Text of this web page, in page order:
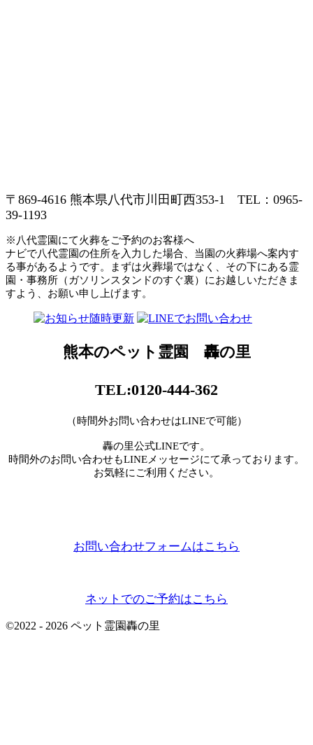
〒869-4616 熊本県八代市川田町西353-1 TEL：0965-
39-1193
※八代霊園にて火葬をご予約のお客様へ
ナビで八代霊園の住所を入力した場合、当園の火葬場へ案内す
る事があるようです。まずは火葬場ではなく、その下にある霊
園・事務所（ガソリンスタンドのすぐ裏）にお越しいただきま
すよう、お願い申し上げます。
熊本のペット霊園 轟の里
TEL:0120-444-362
（時間外お問い合わせはLINEで可能）
轟の里公式LINEです。
時間外のお問い合わせもLINEメッセージにて承っております。
お気軽にご利用ください。
お問い合わせフォームはこちら
ネットでのご予約はこちら
©2022 - 2026 ペット霊園轟の里